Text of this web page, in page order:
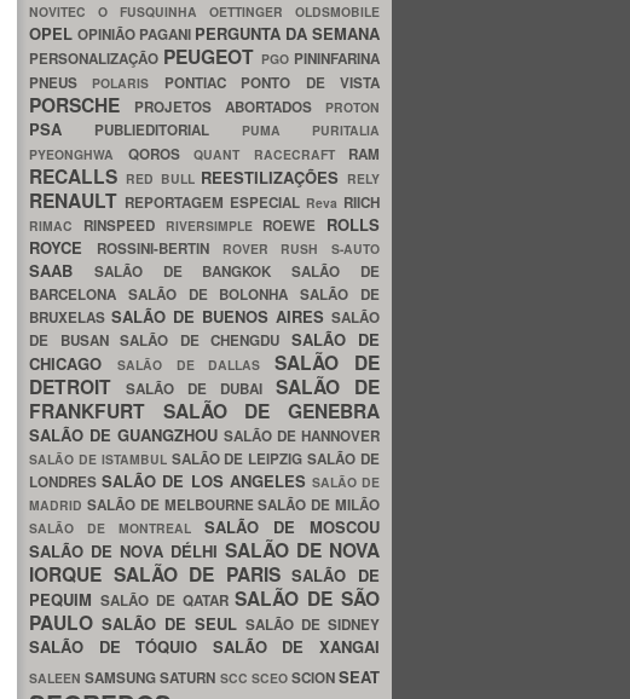
NOVITEC O FUSQUINHA OETTINGER OLDSMOBILE
OPEL OPINIÃO PAGANI PERGUNTA DA SEMANA
PERSONALIZAÇÃO PEUGEOT PGO PININFARINA
PNEUS
POLARIS PONTIAC PONTO DE VISTA
PORSCHE PROJETOS ABORTADOS PROTON
PSA PUBLIEDITORIAL PUMA PURITALIA
PYEONGHWA QOROS QUANT RACECRAFT RAM
RECALLS RED BULL REESTILIZAÇÕES RELY
RENAULT REPORTAGEM ESPECIAL Reva RIICH
RIMAC RINSPEED RIVERSIMPLE ROEWE ROLLS
ROYCE
ROSSINI-BERTIN ROVER RUSH S-AUTO
SAAB SALÃO DE BANGKOKSALÃO DE
BARCELONA SALÃO DE BOLONHASALÃO DE
BRUXELAS SALÃO DE BUENOS AIRES SALÃO
DE BUSAN SALÃO DE CHENGDU SALÃO DE
CHICAGO
SALÃO DE DALLASSALÃO DE
DETROIT
SALÃO DE DUBAI SALÃO DE
FRANKFURT SALÃO DE GENEBRA
SALÃO DE GUANGZHOU SALÃO DE HANNOVER
SALÃO DE ISTAMBUL SALÃO DE LEIPZIGSALÃO DE
LONDRESSALÃO DE LOS ANGELES SALÃO DE
MADRID SALÃO DE MELBOURNESALÃO DE MILÃO
SALÃO DE MONTREAL SALÃO DE MOSCOU
SALÃO DE NOVA DÉLHI SALÃO DE NOVA
IORQUE SALÃO DE PARISSALÃO DE
PEQUIM SALÃO DE QATARSALÃO DE SÃO
PAULO SALÃO DE SEUL SALÃO DE SIDNEY
SALÃO DE TÓQUIO SALÃO DE XANGAI
SALEENSAMSUNGSATURN SCC SCEO SCIONSEAT